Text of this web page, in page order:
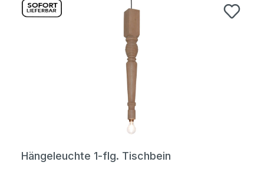
Hängeleuchte 1-flg. Tischbein